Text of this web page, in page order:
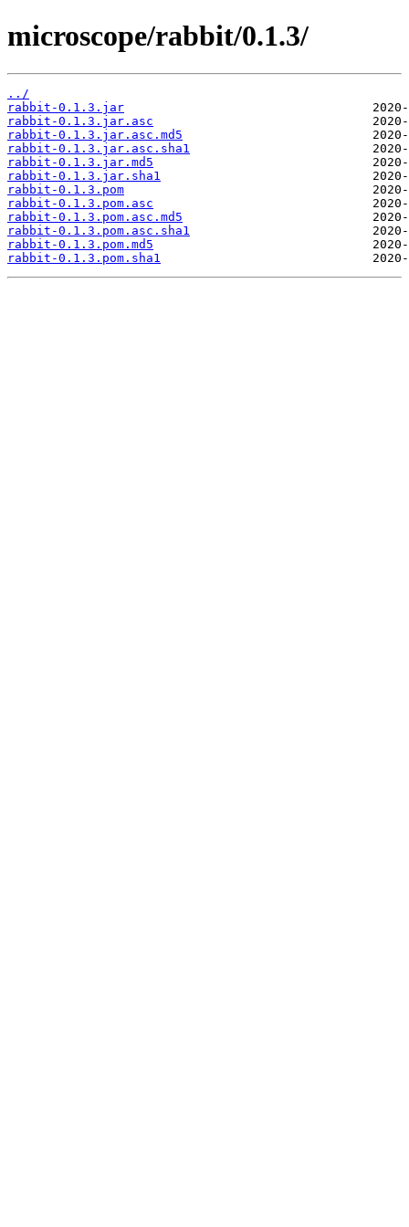
microscope/rabbit/0.1.3/
../
rabbit-0.1.3.jar
rabbit-0.1.3.jar.asc
rabbit-0.1.3.jar.asc.md5
rabbit-0.1.3.jar.asc.sha1
rabbit-0.1.3.jar.md5
rabbit-0.1.3.jar.sha1
rabbit-0.1.3.pom
rabbit-0.1.3.pom.asc
rabbit-0.1.3.pom.asc.md5
rabbit-0.1.3.pom.asc.sha1
rabbit-0.1.3.pom.md5
rabbit-0.1.3.pom.sha1